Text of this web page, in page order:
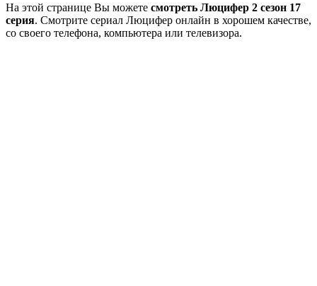
На этой странице Вы можете смотреть Люцифер 2 cезон 17
cерия. Смотрите сериал Люцифер онлайн в хорошем качестве,
со своего телефона, компьютера или телевизора.